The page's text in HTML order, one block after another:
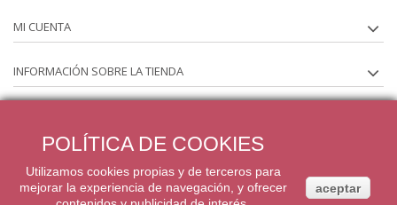
MI CUENTA
INFORMACIÓN SOBRE LA TIENDA
POLÍTICA DE COOKIES
Utilizamos cookies propias y de terceros para
mejorar la experiencia de navegación, y ofrecer
aceptar